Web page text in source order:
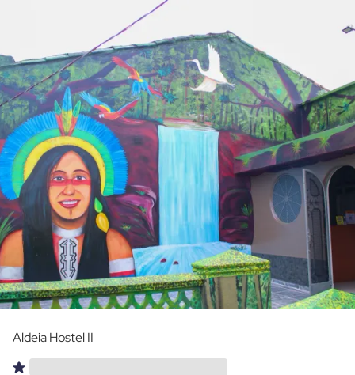
Aldeia Hostel II